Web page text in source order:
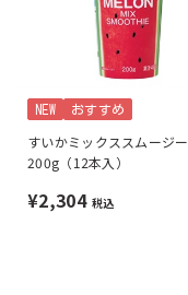
NEW おすすめ
すいかミックススムージー
200g（12本入）
¥2,304 税込